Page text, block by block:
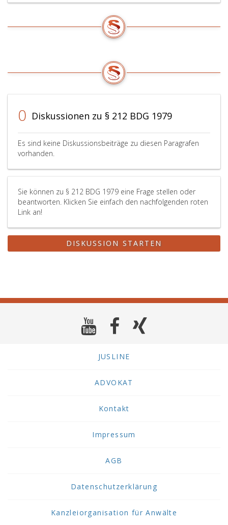
0 Diskussionen zu § 212 BDG 1979
Es sind keine Diskussionsbeiträge zu diesen Paragrafen
vorhanden.
Sie können zu § 212 BDG 1979 eine Frage stellen oder
beantworten. Klicken Sie einfach den nachfolgenden roten
Link an!
DISKUSSION STARTEN
JUSLINE
ADVOKAT
Kontakt
Impressum
AGB
Datenschutzerklärung
Kanzleiorganisation für Anwälte